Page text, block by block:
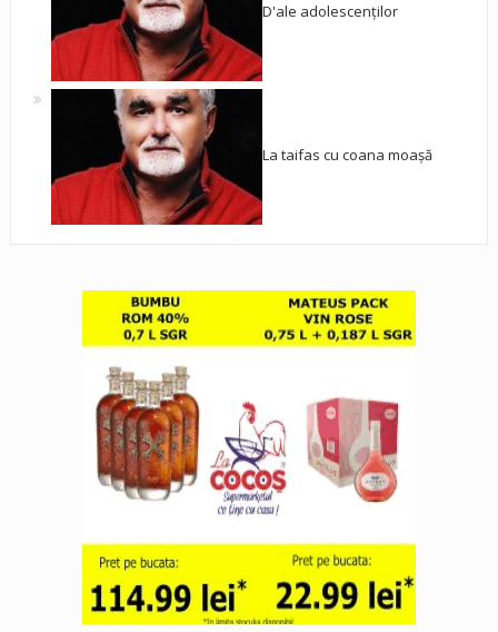
D'ale adolescenților
La taifas cu coana moașă